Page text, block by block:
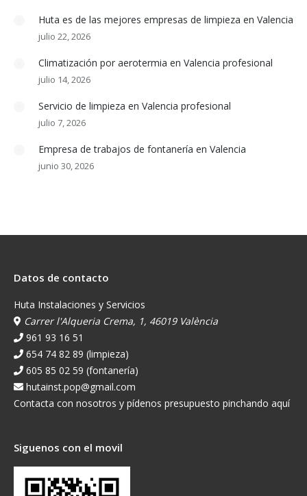
Huta es de las mejores empresas de limpieza en Valencia
julio 22, 2026
Climatización por aerotermia en Valencia profesional
julio 14, 2026
Servicio de limpieza en Valencia profesional
julio 7, 2026
Empresa de trabajos de fontanería en Valencia
junio 30, 2026
Datos de contacto
Huta Instalaciones y Servicios
Carrer l'Alqueria Crema, 1, 46019 València
961 93 16 51
654 74 82 89 (limpieza)
605 85 02 59 (fontanería)
hutainst.pop@gmail.com
Contacta con nosotros y pídenos presupuesto pinchando aquí
Siguenos con el movil